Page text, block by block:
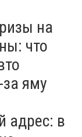
на
что
яму
адрес: в